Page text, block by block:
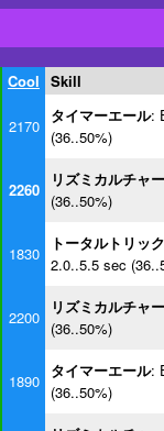
Cool Skill
2170
タイマーエール:
(36..50%)
2260
リズミカルチャ
(36..50%)
1830
トータルトリック
2.0..5.5 sec
2200
リズミカルチャ
(36..50%)
1890
タイマーエール:
(36..50%)